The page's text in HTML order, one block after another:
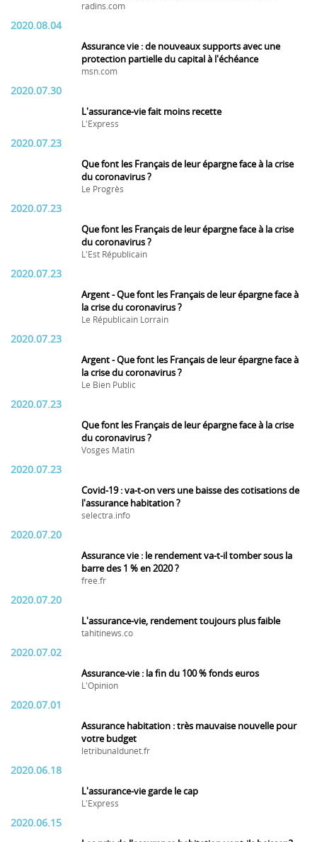
radins.com
2020.08.04
Assurance vie : de nouveaux supports avec une
protection partielle du capital à l'échéance
msn.com
2020.07.30
L'assurance-vie fait moins recette
L'Express
2020.07.23
Que font les Français de leur épargne face à la crise
du coronavirus ?
Le Progrès
2020.07.23
Que font les Français de leur épargne face à la crise
du coronavirus ?
L'Est Républicain
2020.07.23
Argent - Que font les Français de leur épargne face à
la crise du coronavirus ?
Le Républicain Lorrain
2020.07.23
Argent - Que font les Français de leur épargne face à
la crise du coronavirus ?
Le Bien Public
2020.07.23
Que font les Français de leur épargne face à la crise
du coronavirus ?
Vosges Matin
2020.07.23
Covid-19 : va-t-on vers une baisse des cotisations de
l'assurance habitation ?
selectra.info
2020.07.20
Assurance vie : le rendement va-t-il tomber sous la
barre des 1 % en 2020 ?
free.fr
2020.07.20
L'assurance-vie, rendement toujours plus faible
tahitinews.co
2020.07.02
Assurance-vie : la fin du 100 % fonds euros
L'Opinion
2020.07.01
Assurance habitation : très mauvaise nouvelle pour
votre budget
letribunaldunet.fr
2020.06.18
L'assurance-vie garde le cap
L'Express
2020.06.15